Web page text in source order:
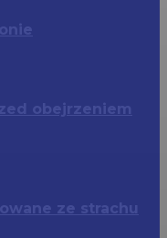
obejrzeniem
ze strachu